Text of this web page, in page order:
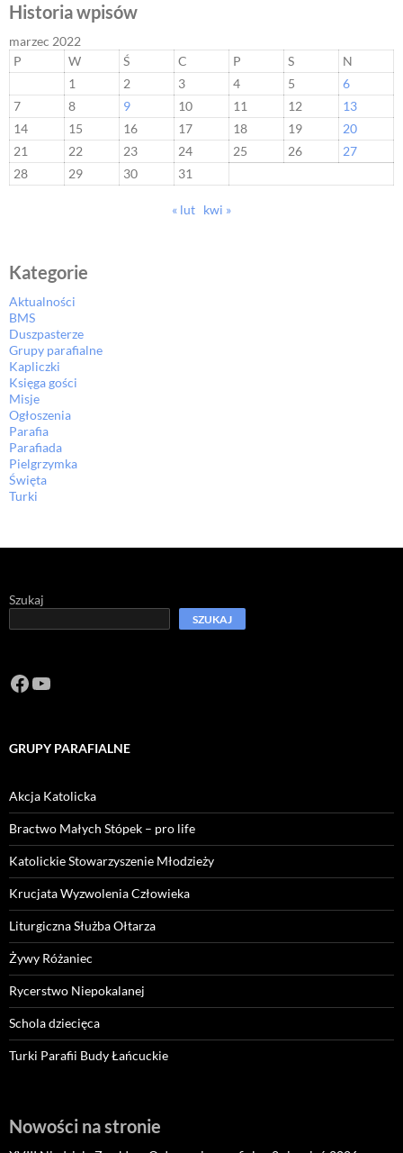
Historia wpisów
marzec 2022
P
W Ś C P S
N
1
2 3 4 5
6
7
8 9 10 11 12
13
14
15 16 17 18 19
20
21
22 23 24 25 26
27
28
29 30 31
« lut kwi »
Kategorie
Aktualności
BMS
Duszpasterze
Grupy parafialne
Kapliczki
Księga gości
Misje
Ogłoszenia
Parafia
Parafiada
Pielgrzymka
Święta
Turki
Szukaj
SZUKAJ
Facebook
https://www.youtube.com/channel/
GRUPY PARAFIALNE
Akcja Katolicka
Bractwo Małych Stópek – pro life
Katolickie Stowarzyszenie Młodzieży
Krucjata Wyzwolenia Człowieka
Liturgiczna Służba Ołtarza
Żywy Różaniec
Rycerstwo Niepokalanej
Schola dziecięca
Turki Parafii Budy Łańcuckie
Nowości na stronie